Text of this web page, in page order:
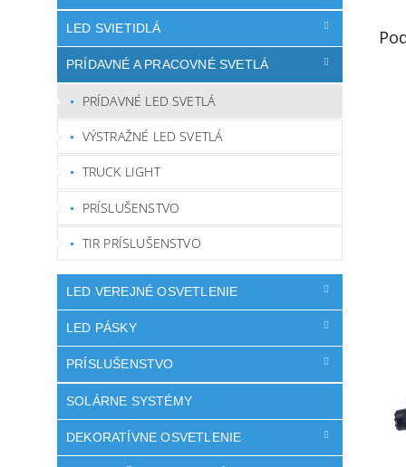
LED SVIETIDLÁ
PRÍDAVNÉ A PRACOVNÉ SVETLÁ
PRÍDAVNÉ LED SVETLÁ
VÝSTRAŽNÉ LED SVETLÁ
TRUCK LIGHT
PRÍSLUŠENSTVO
TIR PRÍSLUŠENSTVO
LED VEREJNÉ OSVETLENIE
LED PÁSKY
PRÍSLUŠENSTVO
SOLÁRNE SYSTÉMY
DEKORATÍVNE OSVETLENIE